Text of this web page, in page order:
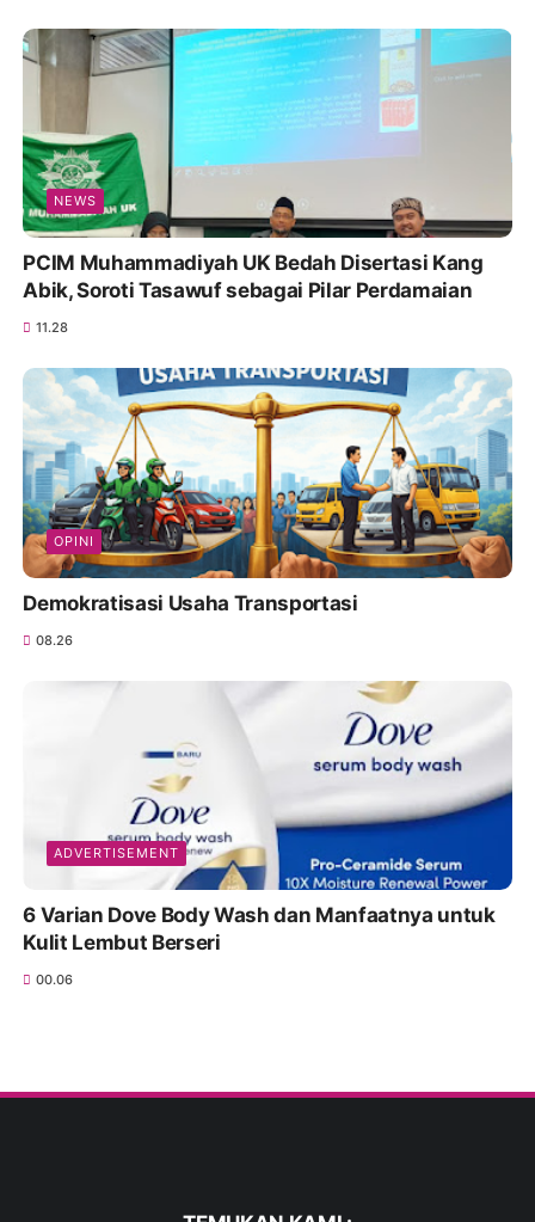
NEWS
PCIM Muhammadiyah UK Bedah Disertasi Kang
Abik, Soroti Tasawuf sebagai Pilar Perdamaian
11.28
OPINI
Demokratisasi Usaha Transportasi
08.26
ADVERTISEMENT
6 Varian Dove Body Wash dan Manfaatnya untuk
Kulit Lembut Berseri
00.06